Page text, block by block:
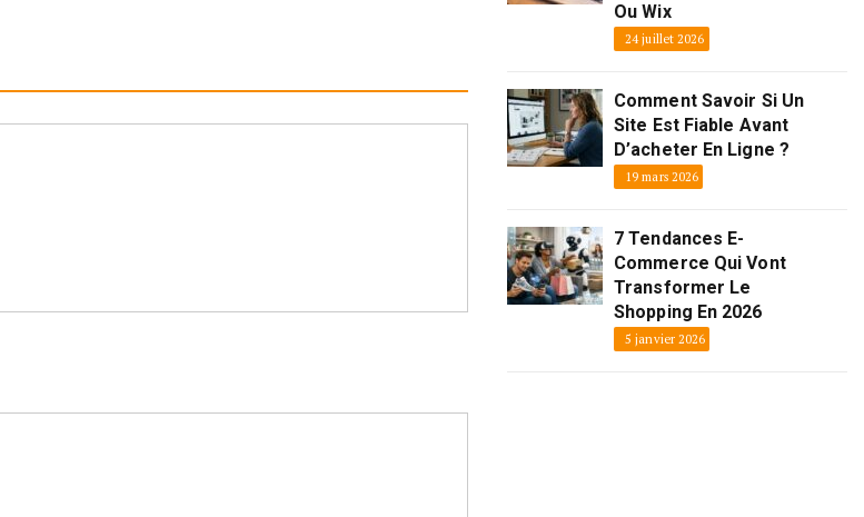
Ou Wix
24 juillet 2026
Comment Savoir Si Un
Site Est Fiable Avant
D’acheter En Ligne ?
19 mars 2026
7 Tendances E-
Commerce Qui Vont
Transformer Le
Shopping En 2026
5 janvier 2026